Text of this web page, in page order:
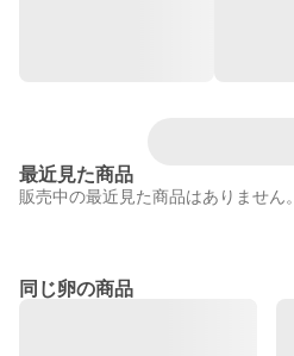
最近見た商品
販売中の最近見た商品はありません。
同じ卵の商品